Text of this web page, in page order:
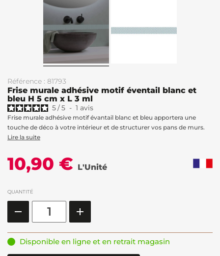
Référence : 81793
Frise murale adhésive motif éventail blanc et
bleu H 5 cm x L 3 ml
5/5 - 1 avis
Frise murale adhésive motif évantail blanc et bleu apportera une
touche de déco à votre intérieur et de structurer vos pans de murs.
Lire la suite
10,90 € L'Unité
QUANTITÉ
Disponible en ligne et en retrait magasin